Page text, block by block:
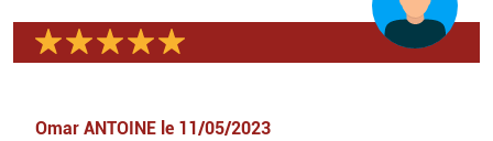
Omar ANTOINE le 11/05/2023